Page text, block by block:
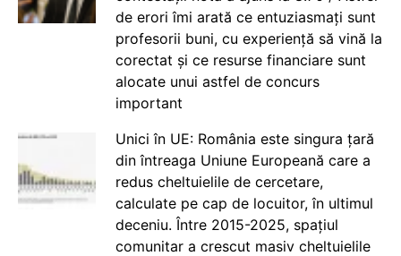
de erori îmi arată ce entuziasmați sunt
profesorii buni, cu experiență să vină la
corectat și ce resurse financiare sunt
alocate unui astfel de concurs
important
Unici în UE: România este singura țară
din întreaga Uniune Europeană care a
redus cheltuielile de cercetare,
calculate pe cap de locuitor, în ultimul
deceniu. Între 2015-2025, spațiul
comunitar a crescut masiv cheltuielile